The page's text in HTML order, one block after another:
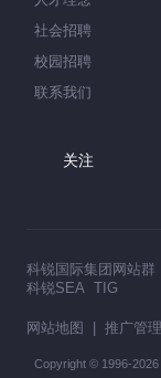
社会招聘
校园招聘
联系我们
关注
科锐国际集团网站群
科锐SEA TIG
网站地图 推广管理
Copyright © 1996-